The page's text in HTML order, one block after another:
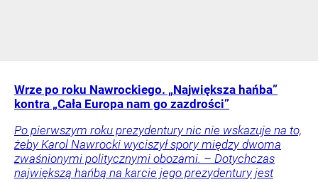
Wrze po roku Nawrockiego. „Największa hańba”
kontra „Cała Europa nam go zazdrości”
Po pierwszym roku prezydentury nic nie wskazuje na to,
żeby Karol Nawrocki wyciszył spory między dwoma
zwaśnionymi politycznymi obozami. – Dotychczas
największą hańbą na karcie jego prezydentury jest